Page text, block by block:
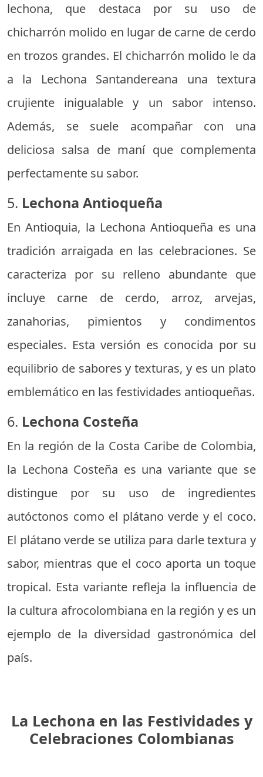
lechona, que destaca por su uso de
chicharrón molido en lugar de carne de cerdo
en trozos grandes. El chicharrón molido le da
a la Lechona Santandereana una textura
crujiente inigualable y un sabor intenso.
Además, se suele acompañar con una
deliciosa salsa de maní que complementa
perfectamente su sabor.
5. Lechona Antioqueña
En Antioquia, la Lechona Antioqueña es una
tradición arraigada en las celebraciones. Se
caracteriza por su relleno abundante que
incluye carne de cerdo, arroz, arvejas,
zanahorias, pimientos y condimentos
especiales. Esta versión es conocida por su
equilibrio de sabores y texturas, y es un plato
emblemático en las festividades antioqueñas.
6. Lechona Costeña
En la región de la Costa Caribe de Colombia,
la Lechona Costeña es una variante que se
distingue por su uso de ingredientes
autóctonos como el plátano verde y el coco.
El plátano verde se utiliza para darle textura y
sabor, mientras que el coco aporta un toque
tropical. Esta variante refleja la influencia de
la cultura afrocolombiana en la región y es un
ejemplo de la diversidad gastronómica del
país.
La Lechona en las Festividades y
Celebraciones Colombianas